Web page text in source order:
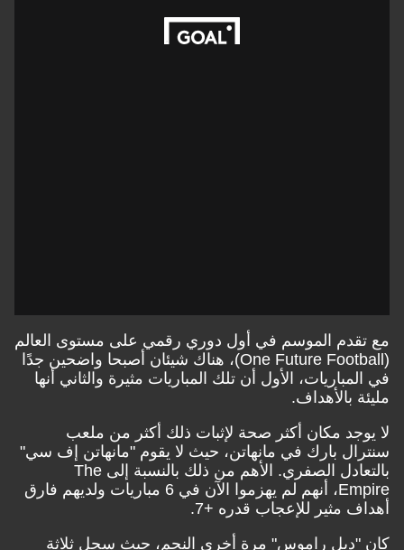
مع تقدم الموسم في أول دوري رقمي على مستوى العالم
(One Future Football)، هناك شيئان أصبحا واضحين جدًا
في المباريات، الأول أن تلك المباريات مثيرة والثاني أنها
مليئة بالأهداف.
لا يوجد مكان أكثر صحة لإثبات ذلك أكثر من ملعب
سنترال بارك في مانهاتن، حيث لا يقوم "مانهاتن إف سي"
بالتعادل الصفري. الأهم من ذلك بالنسبة إلى The
Empire، أنهم لم يهزموا الآن في 6 مباريات ولديهم فارق
أهداف مثير للإعجاب قدره +7.
كان "ديل راموس" مرة أخرى النجم، حيث سجل ثلاثة